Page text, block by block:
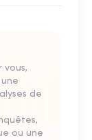
vous,
de
ou une